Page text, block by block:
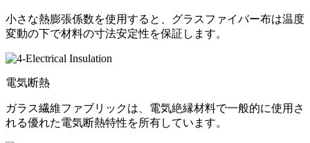
小さな熱膨張係数を使用すると、グラスファイバー布は温度
変動の下で材料の寸法安定性を保証します。
電気断熱
ガラス繊維ファブリックは、電気絶縁材料で一般的に使用さ
れる優れた電気断熱特性を所有しています。